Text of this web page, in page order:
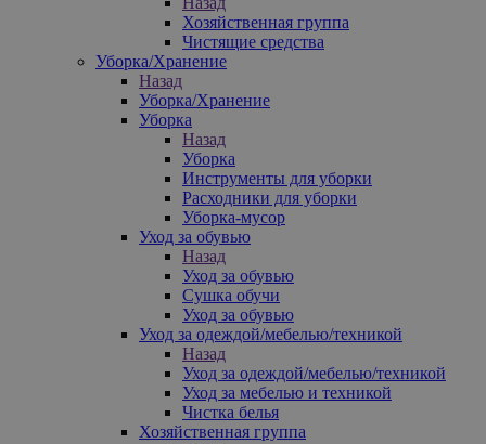
Хозяйственная группа
Чистящие средства
Уборка/Хранение
Назад
Уборка/Хранение
Уборка
Назад
Уборка
Инструменты для уборки
Расходники для уборки
Уборка-мусор
Уход за обувью
Назад
Уход за обувью
Сушка обучи
Уход за обувью
Уход за одеждой/мебелью/техникой
Назад
Уход за одеждой/мебелью/техникой
Уход за мебелью и техникой
Чистка белья
Хозяйственная группа